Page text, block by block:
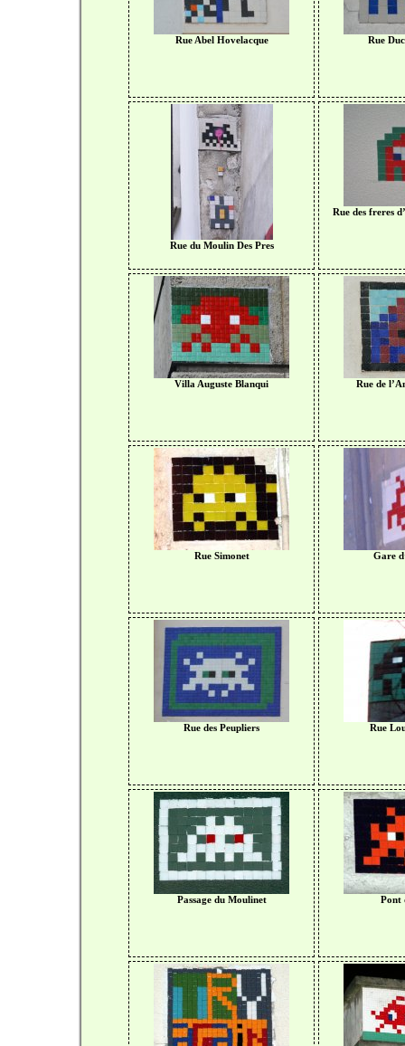
Rue Abel Hovelacque Rue
Rue du Moulin Des Pres
Rue des freres
Villa Auguste Blanqui Rue de
Rue Simonet Gare
Rue des Peupliers Rue
Passage du Moulinet Pont